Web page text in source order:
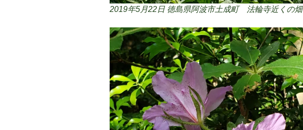
2019年5月22日 徳島県阿波市土成町 法輪寺近くの畑